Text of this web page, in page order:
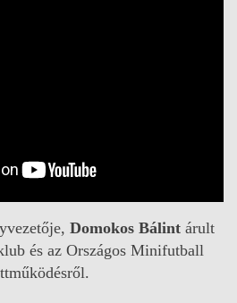
Domokos Bálint árult
és az Országos Minifutball